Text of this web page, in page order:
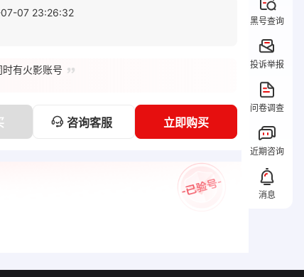
07 23:26:32
时有火影账号
咨询客服 立即购买
黑号查询
投诉举报
问卷调查
近期咨询
消息